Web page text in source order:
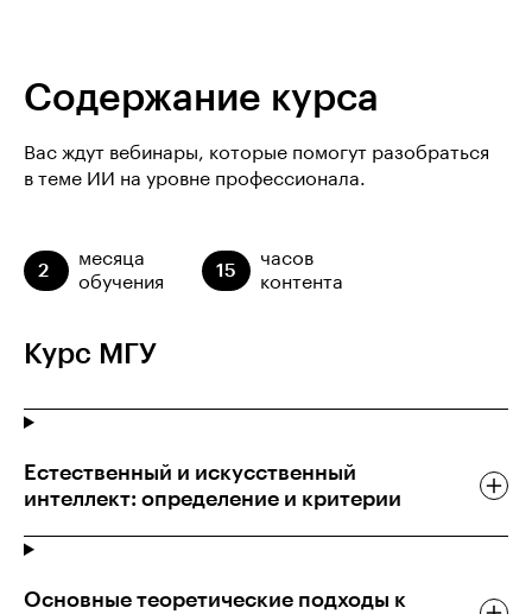
Содержание курса
Вас ждут вебинары, которые помогут разобраться
в теме ИИ на уровне профессионала.
2
месяца
обучения
15
часов
контента
Курс МГУ
Естественный и искусственный
интеллект: определение и критерии
Основные теоретические подходы к